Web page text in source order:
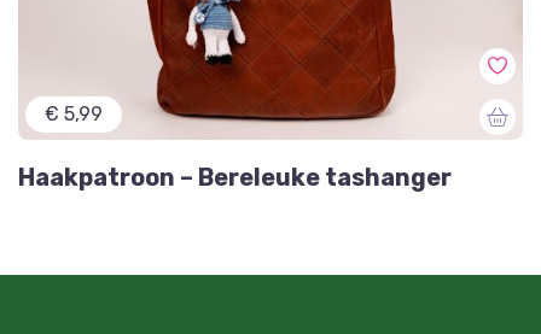
€ 5,99
Haakpatroon – Bereleuke tashanger